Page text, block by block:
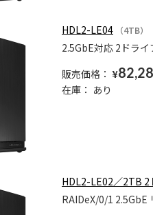
HDL2-LE04 （4TB）
2.5GbE対応 2ドラ
販売価格： ¥
在庫： あり
HDL2-LE02／2TB 2
RAIDeX/0/1 2.5GbE